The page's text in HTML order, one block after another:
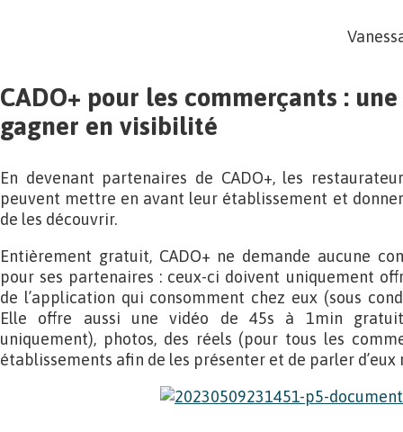
CADO+ pour les commerçants :
gagner en visibilité
En devenant partenaires de CADO+, les
peuvent mettre en avant leur établissement et
de les découvrir.
Entièrement gratuit, CADO+ ne demande aucune
pour ses partenaires : ceux-ci doivent uniquement
de l’application qui consomment chez eux (sous
Elle offre aussi une vidéo de 45s à 1min
uniquement), photos, des réels (pour tous les
établissements afin de les présenter et de parler